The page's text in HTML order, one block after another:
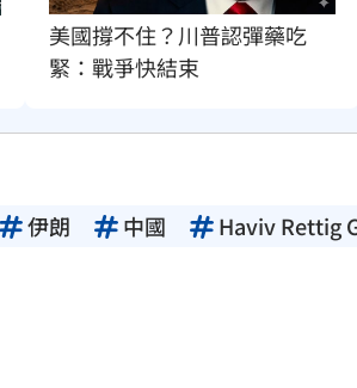
美國撐不住？川普認彈藥吃
緊：戰爭快結束
伊朗 中國 Haviv Rettig